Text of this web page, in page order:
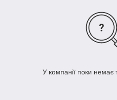
Инструмента в социальных
менеджеру при покупке, или в
У компанії поки немає